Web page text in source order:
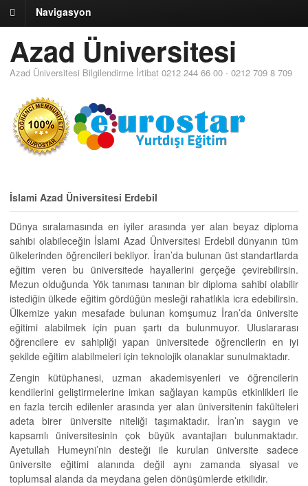
Navigasyon
Azad Üniversitesi
Azad Üniversitesi Bilgilendirme İrtibat 0212 244 66 00 - 0212 709 8 709
İslami Azad Üniversitesi Erdebil
Dünya sıralamasında en iyiler arasında yer alan beyaz diploma
sahibi olabileceğin İslami Azad Üniversitesi Erdebil dünyanın tüm
ülkelerinden öğrencileri bekliyor. İran’da bulunan üst standartlarda
eğitim veren bu üniversitede hayallerini gerçeğe çevirebilirsin.
Mezun olduğunda Yök tanıması tanınan bir diploma sahibi olabilir
istediğin ülkede eğitim gördüğün mesleği rahatlıkla icra edebilirsin.
Ülkemize yakın mesafade bulunan komşumuz İran’da üniversite
eğitimi alabilmek için puan şartı da bulunmuyor. Uluslararası
öğrencilere ev sahipliği yapan üniversitede öğrencilerin en iyi
şekilde eğitim alabilmeleri için teknolojik olanaklar sunulmaktadır.
Zengin kütüphanesi, uzman akademisyenleri ve öğrencilerin
kendilerini geliştirmelerine imkan sağlayan kampüs etkinlikleri ile
en fazla tercih edilenler arasında yer alan üniversitenin fakülteleri
adeta birer üniversite niteliği taşımaktadır. İran’ın saygın ve
kapsamlı üniversitesinin çok büyük avantajları bulunmaktadır.
Ayetullah Humeyni’nin desteği ile kurulan üniversite sadece
üniversite eğitimi alanında değil aynı zamanda siyasal ve
toplumsal alanda da meydana gelen dönüşümlerde etkilidir.